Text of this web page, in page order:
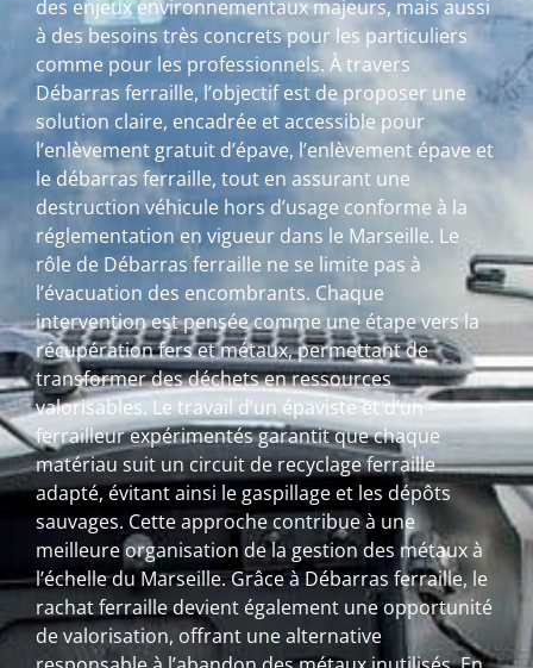
des enjeux environnementaux majeurs, mais aussi
à des besoins très concrets pour les particuliers
comme pour les professionnels. À travers
Débarras ferraille, l’objectif est de proposer une
solution claire, encadrée et accessible pour
l’enlèvement gratuit d’épave, l’enlèvement épave et
le débarras ferraille, tout en assurant une
destruction véhicule hors d’usage conforme à la
réglementation en vigueur dans le Marseille. Le
rôle de Débarras ferraille ne se limite pas à
l’évacuation des encombrants. Chaque
intervention est pensée comme une étape vers la
récupération fers et métaux, permettant de
transformer des déchets en ressources
valorisables. Le travail d’un épaviste et d’un
ferrailleur expérimentés garantit que chaque
matériau suit un circuit de recyclage ferraille
adapté, évitant ainsi le gaspillage et les dépôts
sauvages. Cette approche contribue à une
meilleure organisation de la gestion des métaux à
l’échelle du Marseille. Grâce à Débarras ferraille, le
rachat ferraille devient également une opportunité
de valorisation, offrant une alternative